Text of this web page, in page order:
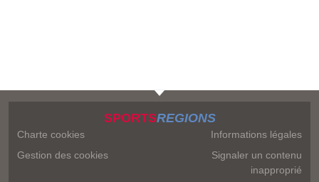
SPORTSREGIONS
Charte cookies
Gestion des cookies
Informations légales
Signaler un contenu
inapproprié